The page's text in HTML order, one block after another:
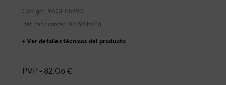
Código: 9AGF05490
Ref. fabricante: 9379416016
+ Ver detalles técnicos del producto
PVP - 82,06 €